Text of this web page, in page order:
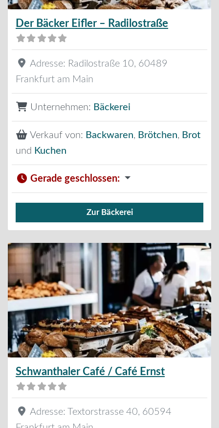
Der Bäcker Eifler – Radilostraße
Adresse: Radilostraße 10, 60489
Frankfurt am Main
Unternehmen: Bäckerei
Verkauf von: Backwaren, Brötchen, Brot
und Kuchen
Gerade geschlossen:
Verkauf von Brötchen,
Zur Bäckerei
Schwanthaler Café / Café Ernst
Adresse: Textorstrasse 40, 60594